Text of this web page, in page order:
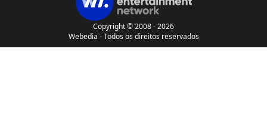
Copyright © 2008 - 2026
Webedia - Todos os direitos reservados